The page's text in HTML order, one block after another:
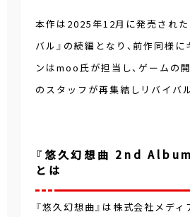
本作は2025年12月に発売された
バル』の続編となり、前作同様
ンはmoo氏が担当し、ゲームの
のスタッフが再集結しリバイバ
『悠久幻想曲 2nd Album
とは
『悠久幻想曲』は株式会社メディ